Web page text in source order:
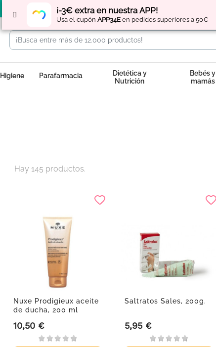
¡-3€ extra en nuestra APP!
Usa el cupón APP34E en pedidos superiores a 50€
Regístratey obtén
Higiene Parafarmacia
Dietética y
Nutrición
Bebés y
mamás
Hay 145 productos.
Nuxe Prodigieux aceite
de ducha, 200 ml
Precio
10,50 €
Saltratos Sales, 200g.
Precio
5,95 €